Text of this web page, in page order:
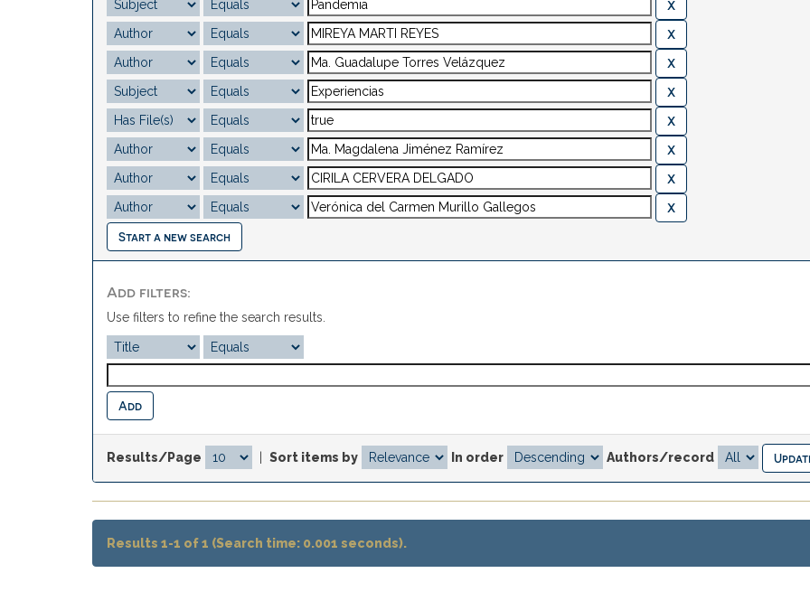
Start a new search
Add filters:
Use filters to refine the search results.
Results/Page Sort items by In order Authors/record
Results 1-1 of 1 (Search time: 0.001 seconds).